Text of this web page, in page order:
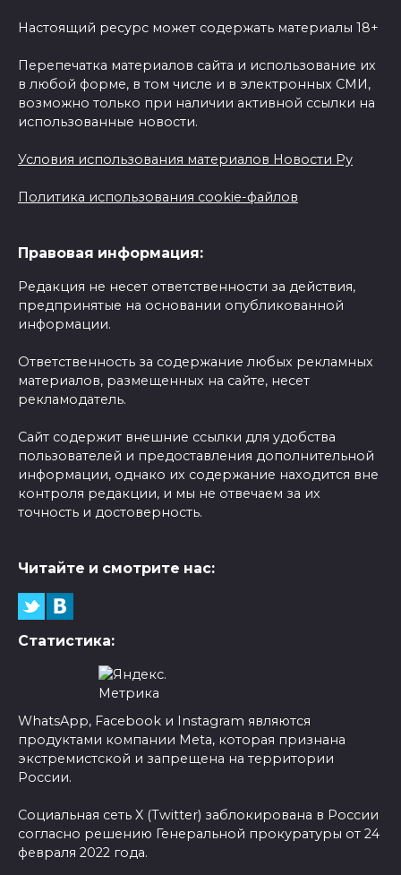
Настоящий ресурс может содержать материалы 18+
Перепечатка материалов сайта и использование их
в любой форме, в том числе и в электронных СМИ,
возможно только при наличии активной ссылки на
использованные новости.
Условия использования материалов Новости Ру
Политика использования cookie-файлов
Правовая информация:
Редакция не несет ответственности за действия,
предпринятые на основании опубликованной
информации.
Ответственность за содержание любых рекламных
материалов, размещенных на сайте, несет
рекламодатель.
Сайт содержит внешние ссылки для удобства
пользователей и предоставления дополнительной
информации, однако их содержание находится вне
контроля редакции, и мы не отвечаем за их
точность и достоверность.
Читайте и смотрите нас:
Статистика:
WhatsApp, Facebook и Instagram являются
продуктами компании Meta, которая признана
экстремистской и запрещена на территории
России.
Социальная сеть X (Twitter) заблокирована в России
согласно решению Генеральной прокуратуры от 24
февраля 2022 года.